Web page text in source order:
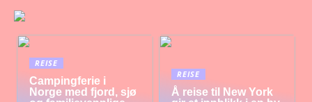
REISE
Campingferie i
Norge med fjord, sjø
REISE
Å reise til New York